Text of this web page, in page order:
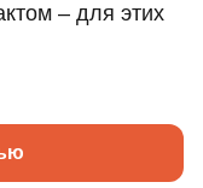
– для этих